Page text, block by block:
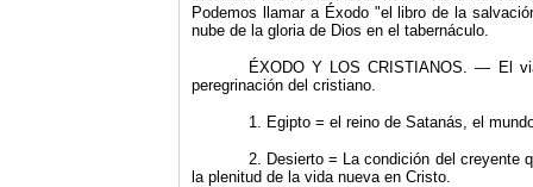
Podemos llamar a Éxodo "el libro de la
nube de la gloria de Dios en el tabernáculo.
ÉXODO Y LOS CRISTIANOS. — El
peregrinación del cristiano.
1. Egipto = el reino de Satanás, el
2. Desierto = La condición del creyente
la plenitud de la vida nueva en Cristo.